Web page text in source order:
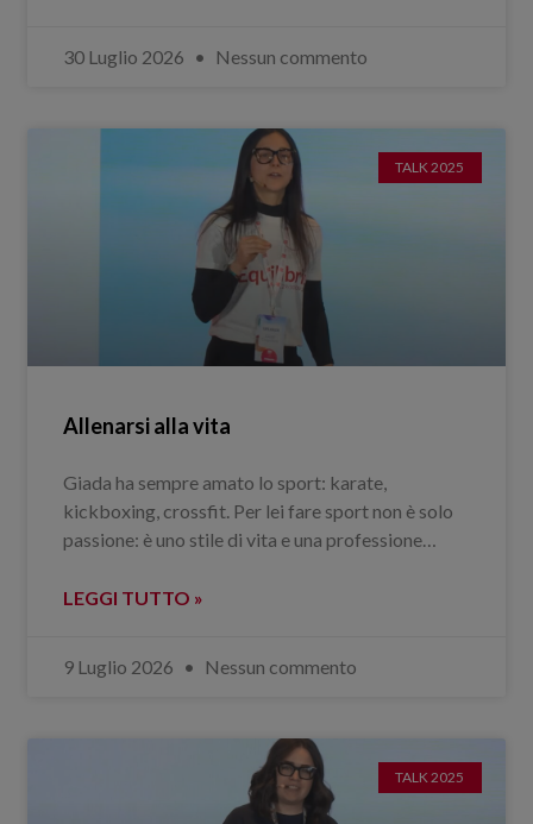
30 Luglio 2026 Nessun commento
TALK 2025
Allenarsi alla vita
Giada ha sempre amato lo sport: karate,
kickboxing, crossfit. Per lei fare sport non è solo
passione: è uno stile di vita e una professione…
LEGGI TUTTO »
9 Luglio 2026 Nessun commento
TALK 2025